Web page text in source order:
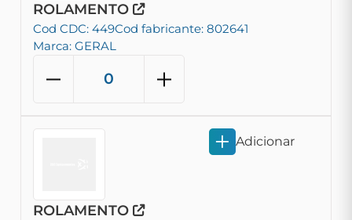
ROLAMENTO
Cod CDC: 449Cod fabricante: 802641
Marca: GERAL
ROLAMENTO
Adicionar